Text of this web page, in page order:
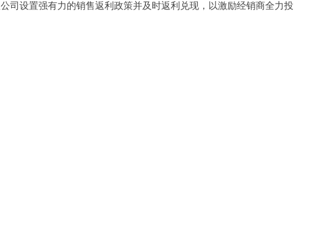
司设置强有力的销售返利政策并及时返利兑现，以激励经销商全力投